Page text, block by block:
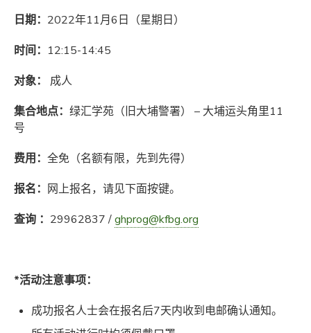
日期： 2022年11月6日（星期日）
时间： 12:15-14:45
对象：
成人
集合地点： 绿汇学苑（旧大埔警署） – 大埔运头角里11
号
费用： 全免（名额有限，先到先得）
报名： 网上报名，请见下面按键。
查询 ： 29962837 /ghprog@kfbg.org
*活动注意事项：
成功报名人士会在报名后7天内收到电邮确认通知。